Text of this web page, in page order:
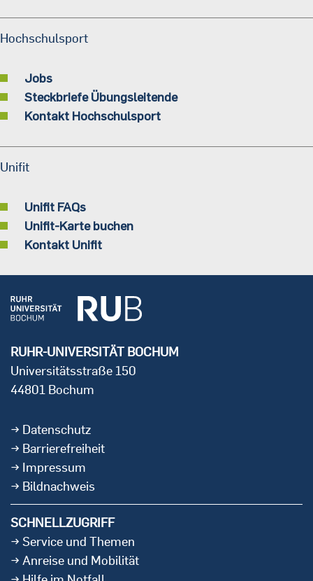
Hochschulsport
Jobs
Steckbriefe Übungsleitende
Kontakt Hochschulsport
Unifit
Unifit FAQs
Unifit-Karte buchen
Kontakt Unifit
RUHR-UNIVERSITÄT BOCHUM
Universitätsstraße 150
44801 Bochum
Datenschutz
Barrierefreiheit
Impressum
Bildnachweis
SCHNELLZUGRIFF
Service und Themen
Anreise und Mobilität